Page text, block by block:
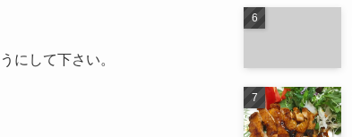
にして下さい。